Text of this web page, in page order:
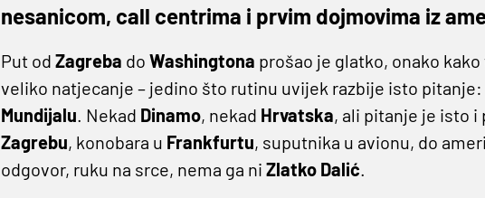
nesanicom, call centrima i prvim dojmovima iz
Put od Zagreba do Washingtona prošao je glatko, onako
veliko natjecanje – jedino što rutinu uvijek razbije isto
Mundijalu. Nekad Dinamo, nekad Hrvatska, ali pitanje je isto
Zagrebu, konobara u Frankfurtu, suputnika u avionu, do
odgovor, ruku na srce, nema ga ni Zlatko Dalić.